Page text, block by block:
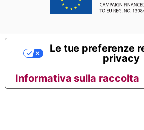
Informativa sulla raccolta
Le tue preferenze
privacy